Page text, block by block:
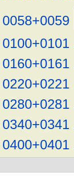
0058+0059
0100+0101
0160+0161
0220+0221
0280+0281
0340+0341
0400+0401